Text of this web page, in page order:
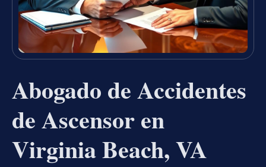
Abogado de Accidentes
de Ascensor en
Virginia Beach, VA